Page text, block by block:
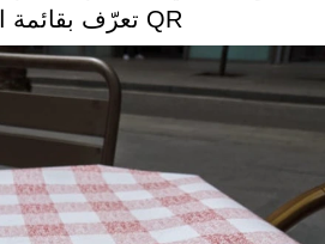
QR تعرّف بقائمة الطعام”